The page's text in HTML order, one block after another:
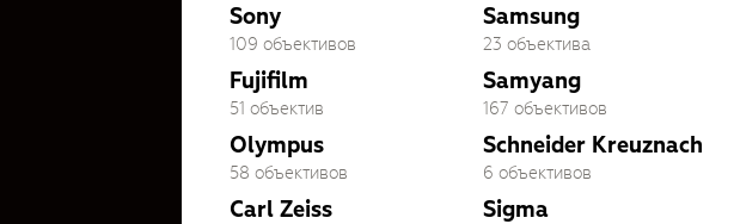
Sony
109 объективов
Fujifilm
51 объектив
Olympus
58 объективов
Carl Zeiss
Samsung
23 объектива
Samyang
167 объективов
Schneider Kreuznach
6 объективов
Sigma